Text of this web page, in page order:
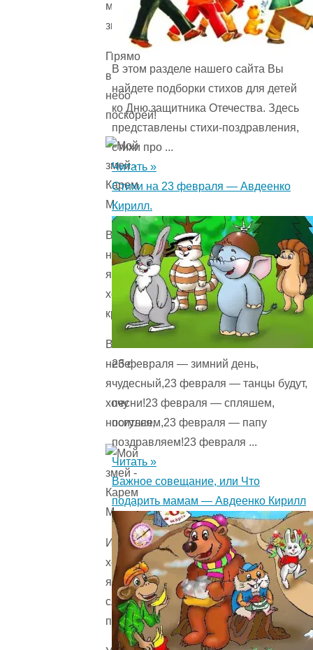
мой
змей,
Прямо
в
небо
поскорей!
В
небе
я
хочу
кружиться,
В
небе
я
хочу
носиться,
И
хочу
я,
словно
птица,
В этом разделе нашего сайта Вы
найдете подборки стихов для детей
ко Дню защитника Отечества. Здесь
представлены стихи-поздравления,
стихи про ...
Читать »
Стихи на 23 февраля — Авдеенко
Кирилл.
23 февраля — зимний день,
чудесный,23 февраля — танцы будут,
песни!23 февраля — спляшем,
погуляем,23 февраля — папу
поздравляем!23 февраля ...
Читать »
Важное совещание, или Что
подарить мамам — Авдеенко Кирилл